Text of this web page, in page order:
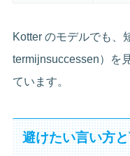
Kotter のモデルでも、
termijnsuccessen）を
ています。
避けたい言い方